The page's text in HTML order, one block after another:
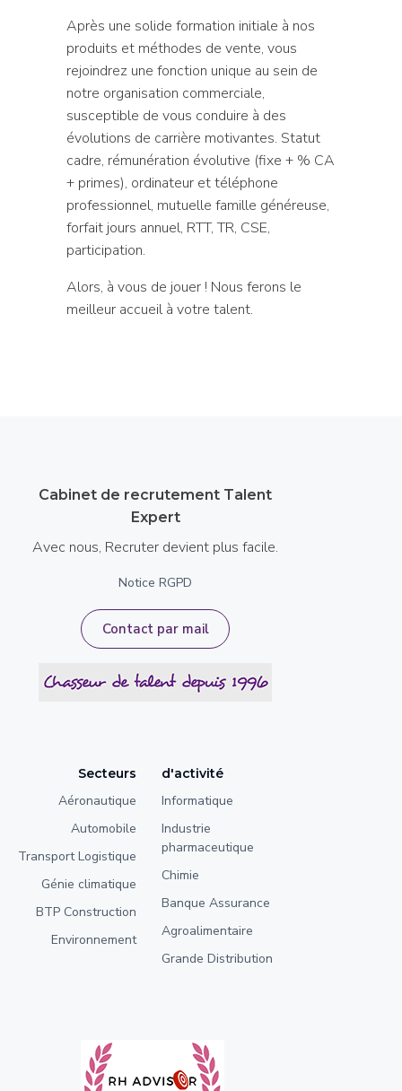
Après une solide formation initiale à nos
produits et méthodes de vente, vous
rejoindrez une fonction unique au sein de
notre organisation commerciale,
susceptible de vous conduire à des
évolutions de carrière motivantes. Statut
cadre, rémunération évolutive (fixe + % CA
+ primes), ordinateur et téléphone
professionnel, mutuelle famille généreuse,
forfait jours annuel, RTT, TR, CSE,
participation.
Alors, à vous de jouer ! Nous ferons le
meilleur accueil à votre talent.
Cabinet de recrutement Talent
Expert
Avec nous, Recruter devient plus facile.
Notice RGPD
Contact par mail
Secteurs
Aéronautique
Automobile
Transport Logistique
Génie climatique
BTP Construction
Environnement
d'activité
Informatique
Industrie
pharmaceutique
Chimie
Banque Assurance
Agroalimentaire
Grande Distribution